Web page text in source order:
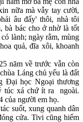
nữa mà vẫy tay cười,
âu đấy' thôi, nhà tôi
bà bác cho ở nhờ là tốt
lành; ngày rằm, mùng
quả, đĩa xôi, khoanh
năm về trước vẫn còn
Láng chủ yếu là đất
Đại học Ngoại thương
túc xá chứ ít ra ngoài.
của người em họ.
suốt, xung quanh dân
cửa. Tivi cũng hiếm